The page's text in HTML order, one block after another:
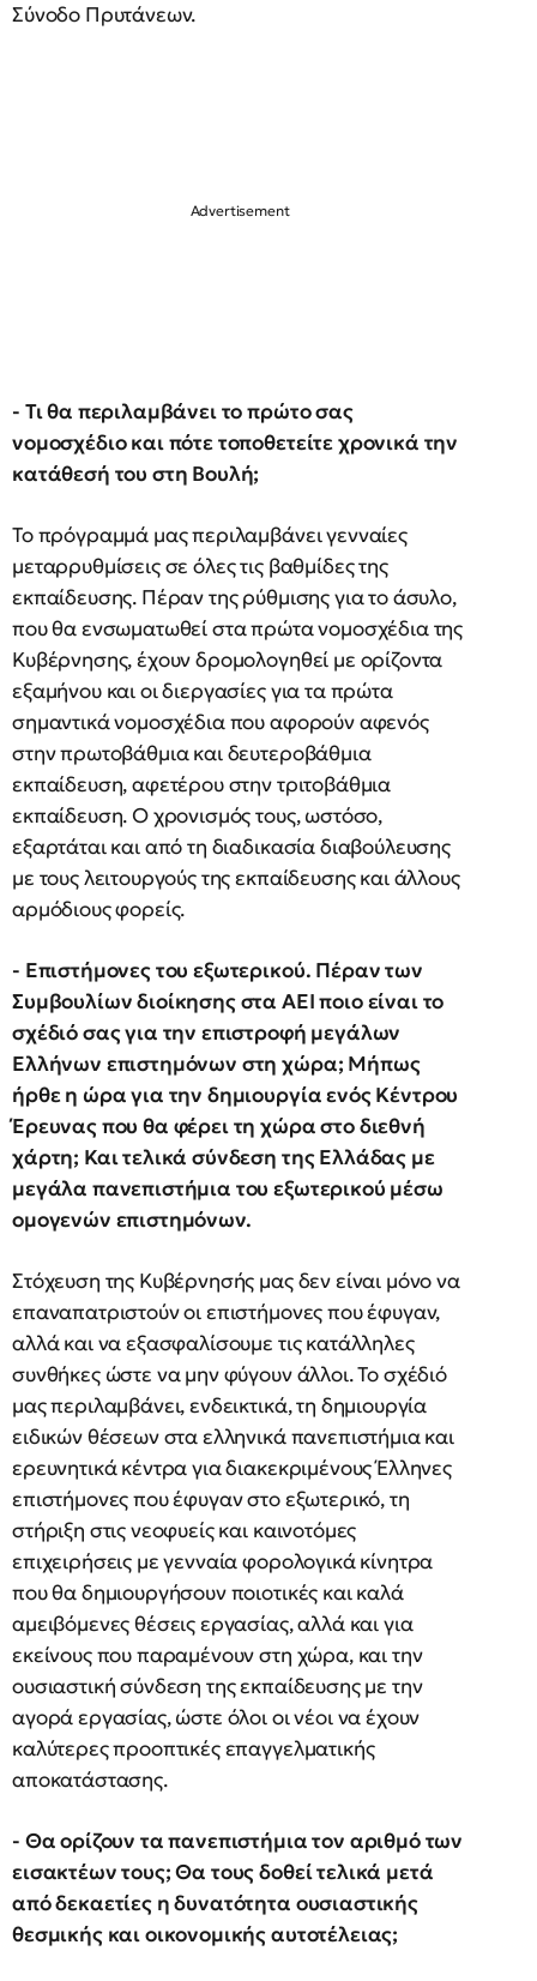
Σύνοδο Πρυτάνεων.
- Τι θα περιλαμβάνει το πρώτο σας
νομοσχέδιο και πότε τοποθετείτε χρονικά την
κατάθεσή του στη Βουλή;
Το πρόγραμμά μας περιλαμβάνει γενναίες
μεταρρυθμίσεις σε όλες τις βαθμίδες της
εκπαίδευσης. Πέραν της ρύθμισης για το άσυλο,
που θα ενσωματωθεί στα πρώτα νομοσχέδια της
Κυβέρνησης, έχουν δρομολογηθεί με ορίζοντα
εξαμήνου και οι διεργασίες για τα πρώτα
σημαντικά νομοσχέδια που αφορούν αφενός
στην πρωτοβάθμια και δευτεροβάθμια
εκπαίδευση, αφετέρου στην τριτοβάθμια
εκπαίδευση. Ο χρονισμός τους, ωστόσο,
εξαρτάται και από τη διαδικασία διαβούλευσης
με τους λειτουργούς της εκπαίδευσης και άλλους
αρμόδιους φορείς.
- Επιστήμονες του εξωτερικού. Πέραν των
Συμβουλίων διοίκησης στα ΑΕΙ ποιο είναι το
σχέδιό σας για την επιστροφή μεγάλων
Ελλήνων επιστημόνων στη χώρα; Μήπως
ήρθε η ώρα για την δημιουργία ενός Κέντρου
Έρευνας που θα φέρει τη χώρα στο διεθνή
χάρτη; Και τελικά σύνδεση της Ελλάδας με
μεγάλα πανεπιστήμια του εξωτερικού μέσω
ομογενών επιστημόνων.
Στόχευση της Κυβέρνησής μας δεν είναι μόνο να
επαναπατριστούν οι επιστήμονες που έφυγαν,
αλλά και να εξασφαλίσουμε τις κατάλληλες
συνθήκες ώστε να μην φύγουν άλλοι. Το σχέδιό
μας περιλαμβάνει, ενδεικτικά, τη δημιουργία
ειδικών θέσεων στα ελληνικά πανεπιστήμια και
ερευνητικά κέντρα για διακεκριμένους Έλληνες
επιστήμονες που έφυγαν στο εξωτερικό, τη
στήριξη στις νεοφυείς και καινοτόμες
επιχειρήσεις με γενναία φορολογικά κίνητρα
που θα δημιουργήσουν ποιοτικές και καλά
αμειβόμενες θέσεις εργασίας, αλλά και για
εκείνους που παραμένουν στη χώρα, και την
ουσιαστική σύνδεση της εκπαίδευσης με την
αγορά εργασίας, ώστε όλοι οι νέοι να έχουν
καλύτερες προοπτικές επαγγελματικής
αποκατάστασης.
- Θα ορίζουν τα πανεπιστήμια τον αριθμό των
εισακτέων τους; Θα τους δοθεί τελικά μετά
από δεκαετίες η δυνατότητα ουσιαστικής
θεσμικής και οικονομικής αυτοτέλειας;